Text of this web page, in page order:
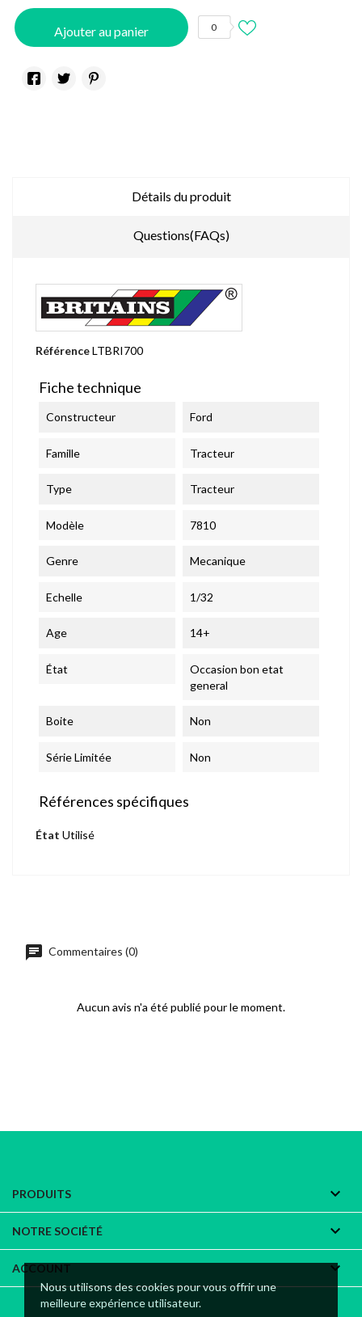
Nous utilisons des cookies pour vous offrir une
meilleure expérience utilisateur.
Ajouter au panier 0
Détails du produit
Questions(FAQs)
RéférenceLTBRI700
Fiche technique
Constructeur Ford
Famille Tracteur
Type Tracteur
Modèle 7810
Genre Mecanique
Echelle 1/32
Age 14+
État
Occasion bon etat
general
Boite Non
Série Limitée Non
Références spécifiques
État Utilisé
chat Commentaires (0)
Aucun avis n'a été publié pour le moment.
PRODUITS 
NOTRE SOCIÉTÉ 
ACCOUNT 